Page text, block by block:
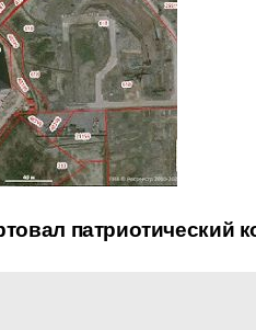
патриотический